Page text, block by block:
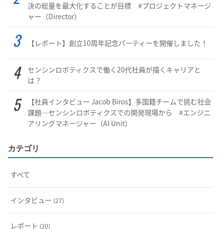
決の総量を最大化することが目標 #プロジェクトマネージ
ャー（Director）
【レポート】創立10周年記念パーティーを開催しました！
センシンロボティクスで働く20代社員が描くキャリアと
は？
【社員インタビュー Jacob Biros】多国籍チームで挑む社会
課題─センシンロボティクスでの開発現場から #エンジニ
アリングマネージャー（AI Unit）
カテゴリ
すべて
インタビュー (27)
レポート (20)